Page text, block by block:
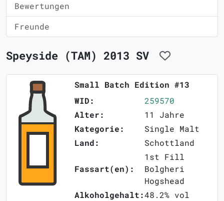
Bewertungen
Freunde
Speyside (TAM) 2013 SV
Small Batch Edition #13
WID:
259570
Alter:
11 Jahre
Kategorie:
Single Malt
Land:
Schottland
Fassart(en):
1st Fill
Bolgheri
Hogshead
Alkoholgehalt:48.2% vol